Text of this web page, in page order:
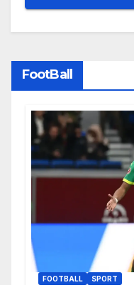
FootBall
FOOTBALL SPORT